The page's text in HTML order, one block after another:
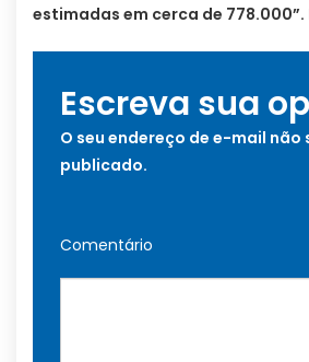
estimadas em cerca de 778.000”.
Escreva sua
O seu endereço de e-mail não
publicado.
Comentário